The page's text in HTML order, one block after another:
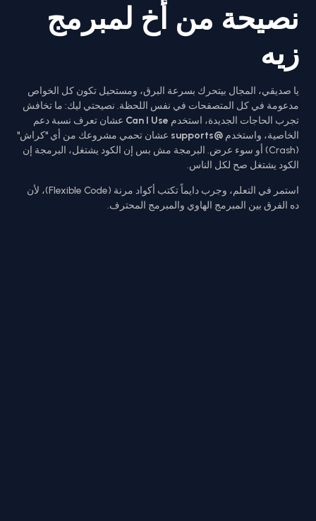
نصيحة من أخ لمبرمج
زيه
يا صديقي، المجال بيتحرك بسرعة البرق، ومستحيل تكون كل الخواص
مدعومة في كل المتصفحات في نفس اللحظة. نصيحتي ليك: ما تخافش
تجرب الحاجات الجديدة، استخدم Can I Use عشان تعرف نسبة دعم
الخاصية، واستخدم @supports
عشان تحمي مشروعك من أي "كراش"
(Crash) أو سوء عرض. البرمجة مش بس إن الكود يشتغل، البرمجة إن
الكود يشتغل صح لكل الناس.
استمر في التعلم، وجرب دايماً تكتب أكواد مرنة (Flexible Code)، لأن
ده الفرق بين المبرمج الهاوي والمبرمج المحترف.